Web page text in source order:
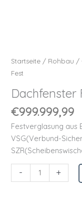
Startseite / Rohbau /
Fest
Dachfenster
€999.999,99
Festverglasung aus
VSG(Verbund-
- +